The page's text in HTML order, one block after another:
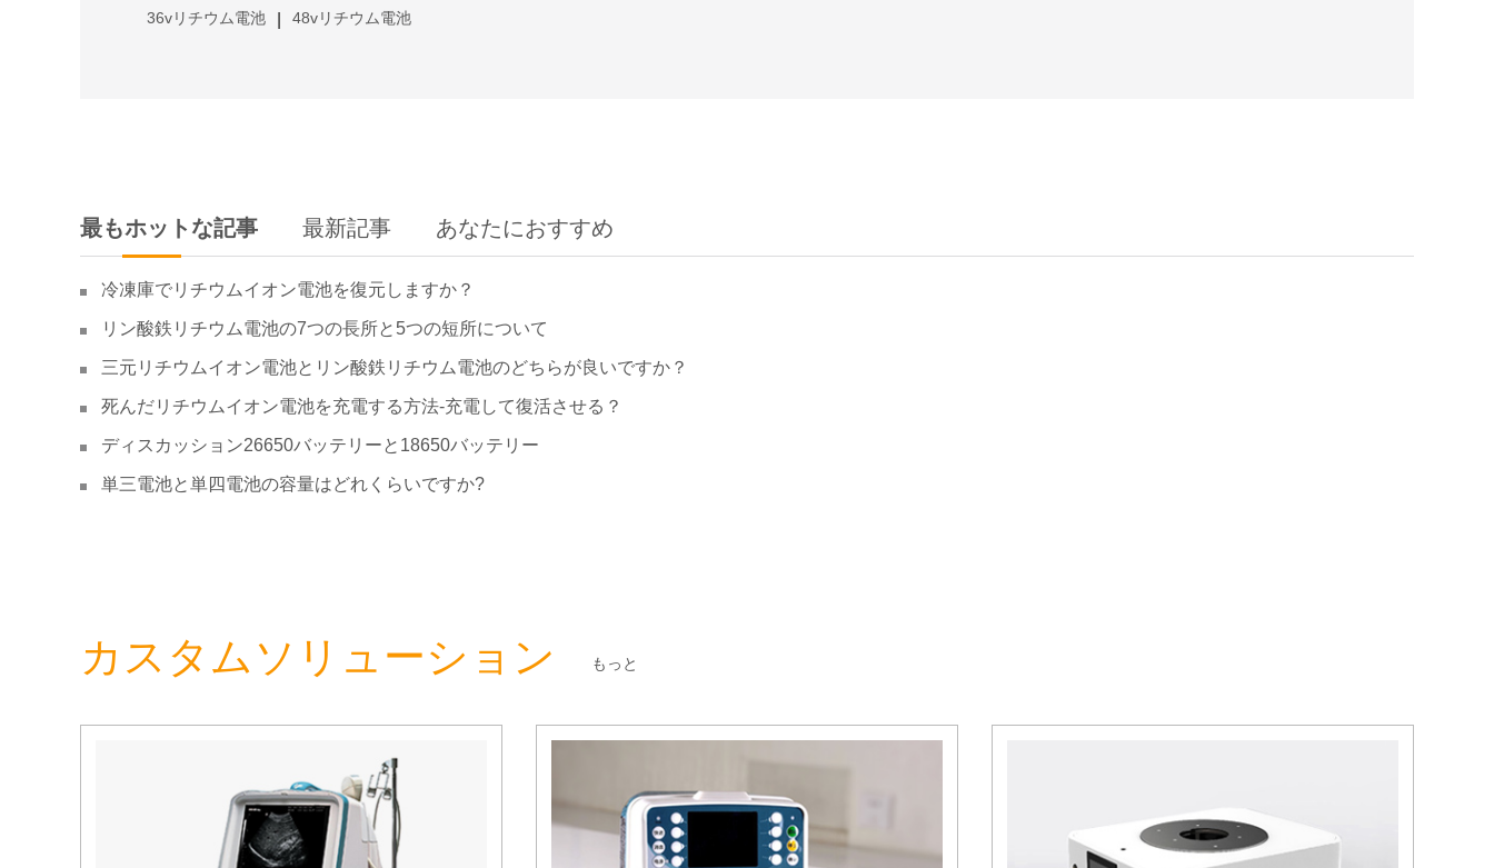
36vリチウム電池 48vリチウム電池
最もホットな記事 最新記事 あなたにおすすめ
冷凍庫でリチウムイオン電池を復元しますか？
リン酸鉄リチウム電池の7つの長所と5つの短所について
三元リチウムイオン電池とリン酸鉄リチウム電池のどちらが良いですか？
死んだリチウムイオン電池を充電する方法-充電して復活させる？
ディスカッション26650バッテリーと18650バッテリー
単三電池と単四電池の容量はどれくらいですか?
カスタムソリューション もっと